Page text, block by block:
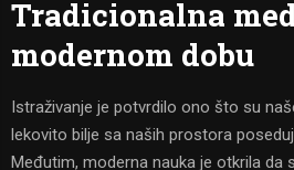
Tradicionalna
modernom dobu
Istraživanje je potvrdilo ono što su
lekovito bilje sa naših prostora
Međutim, moderna nauka je otkrila da